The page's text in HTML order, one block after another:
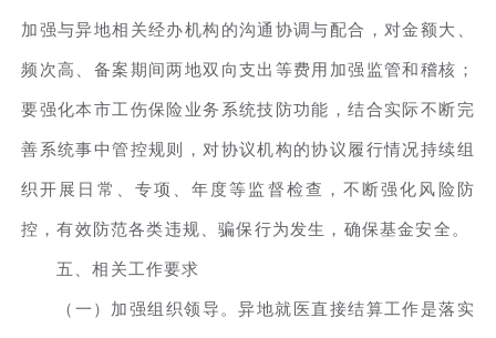
加强与异地相关经办机构的沟通协调与配合，对金额大、
频次高、备案期间两地双向支出等费用加强监管和稽核；
要强化本市工伤保险业务系统技防功能，结合实际不断完
善系统事中管控规则，对协议机构的协议履行情况持续组
织开展日常、专项、年度等监督检查，不断强化风险防
控，有效防范各类违规、骗保行为发生，确保基金安全。
五、相关工作要求
（一）加强组织领导。异地就医直接结算工作是落实